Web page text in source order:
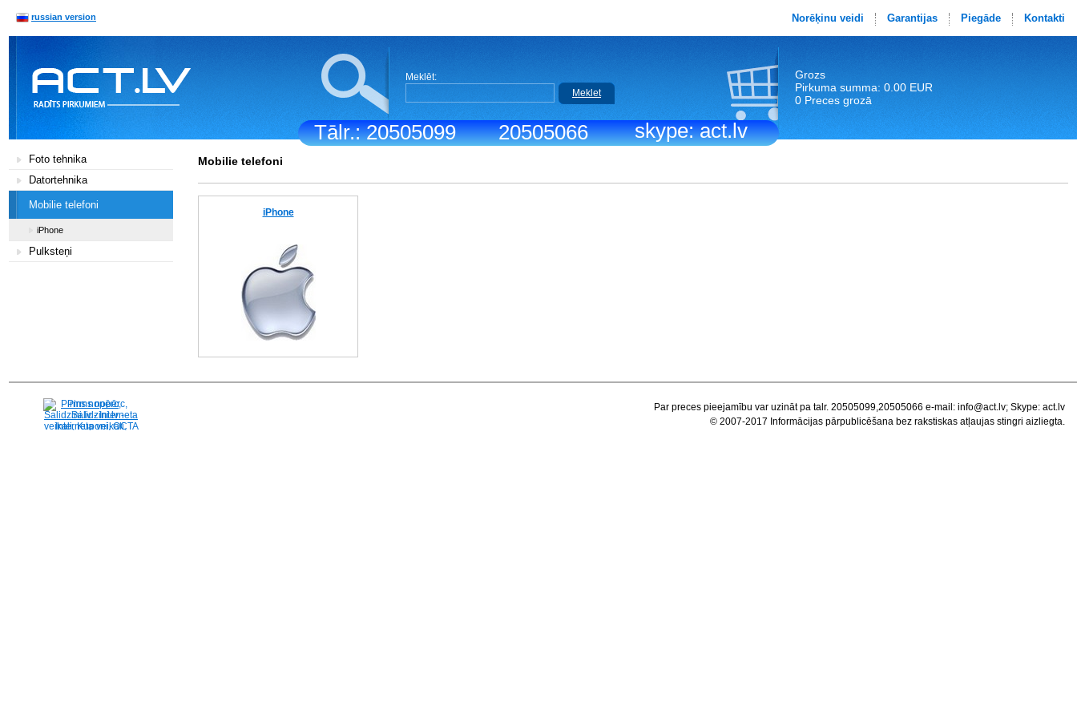
Tālr.: 20505099 20505066 skype: act.lv
russian version Norēķinu veidi Garantijas Piegāde Kontakti
Meklēt:
Meklet
Grozs
Pirkuma summa: 0.00 EUR
0 Preces grozā
Foto tehnika
Datortehnika
Mobilie telefoni
iPhone
Pulksteņi
Mobilie telefoni
iPhone
Pirms nopērc,
Salidzini.lv - Interneta
veikali, Kuponi, OCTA
Par preces pieejamību var uzināt pa talr. 20505099,20505066 e-mail: info@act.lv; Skype: act.lv
© 2007-2017 Informācijas pārpublicēšana bez rakstiskas atļaujas stingri aizliegta.